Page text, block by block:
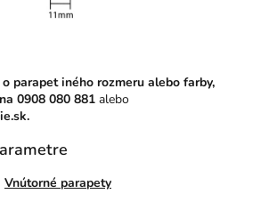
parapet iného rozmeru alebo farby,
0908 080 881 alebo
Vnútorné parapety